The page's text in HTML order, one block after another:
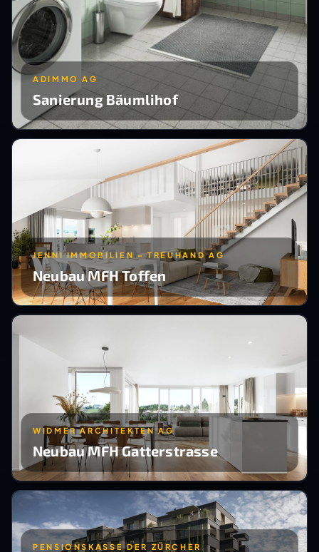
ADIMMO AG
Sanierung Bäumlihof
JENNI IMMOBILIEN - TREUHAND AG
Neubau MFH Toffen
WIDMER ARCHITEKTEN AG
Neubau MFH Gatterstrasse
PENSIONSKASSE DER ZÜRCHER